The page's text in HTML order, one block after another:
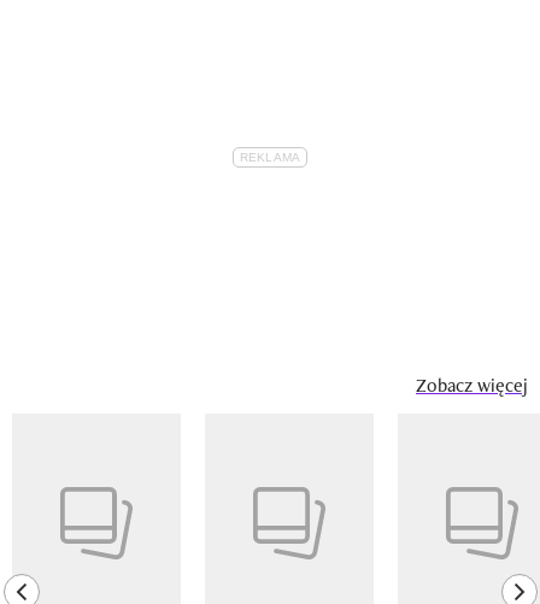
Zobacz więcej
previous element